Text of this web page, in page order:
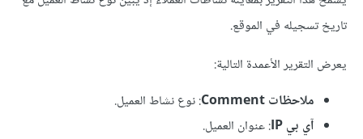
تاريخ تسجيله في الموقع.
يعرض التقرير الأعمدة التالية:
ملاحظات Comment
: نوع نشاط العميل.
آي بي IP
: عنوان العميل.